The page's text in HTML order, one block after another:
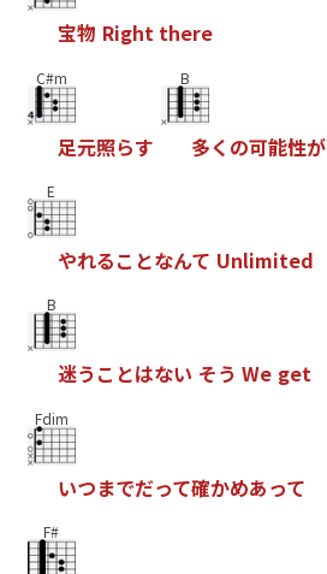
宝物 Right there
C#m
足元照らす
B
多く の可能性が
E
やれるこ となんて Unlimited
B
迷う こ とはない そう We get
Fdim
いつまでだって確かめあって
F#